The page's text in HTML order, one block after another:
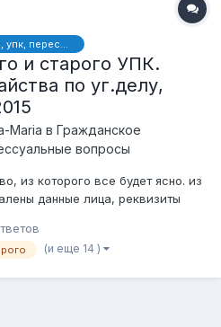
и старого УПК.
по уг.делу,
Maria в Гражданское
вопросы
из которого все будет ясно. из
данные лица, реквизиты
010000, г.Астана,
Ходатайство о принесении
(и еще 14 )